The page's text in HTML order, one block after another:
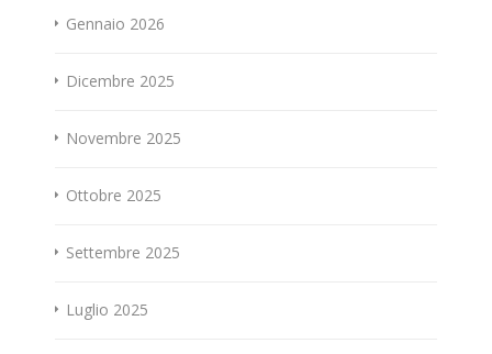
Gennaio 2026
Dicembre 2025
Novembre 2025
Ottobre 2025
Settembre 2025
Luglio 2025